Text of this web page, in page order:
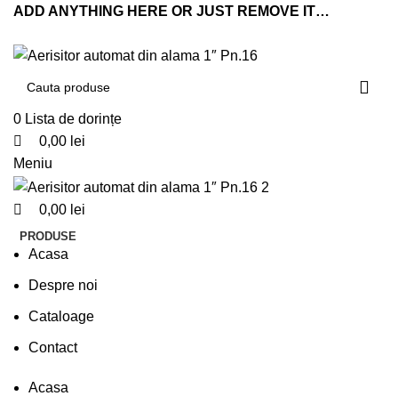
ADD ANYTHING HERE OR JUST REMOVE IT…
0 Lista de dorințe
0,00 lei
Meniu
0,00 lei
PRODUSE
Acasa
Despre noi
Cataloage
Contact
Acasa